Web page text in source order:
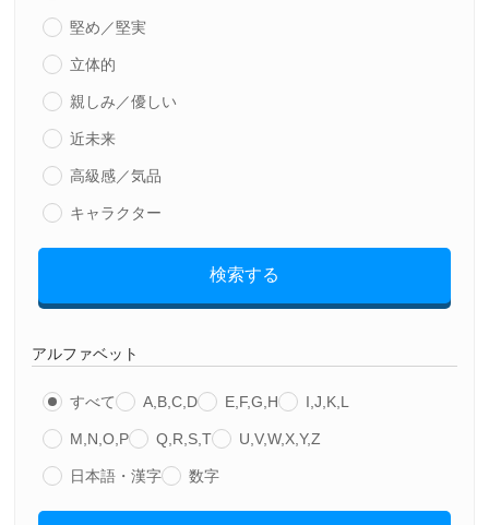
堅め／堅実
立体的
親しみ／優しい
近未来
高級感／気品
キャラクター
検索する
アルファベット
すべて A,B,C,D E,F,G,H I,J,K,L
M,N,O,P Q,R,S,T U,V,W,X,Y,Z
日本語・漢字 数字